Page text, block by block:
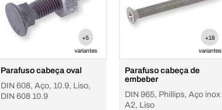
+5
variantes
Parafuso cabeça oval
DIN 608, Aço, 10.9, Liso,
DIN 608 10.9
+18
variantes
Parafuso cabeça de
embeber
DIN 965, Phillips, Aço inox
A2, Liso